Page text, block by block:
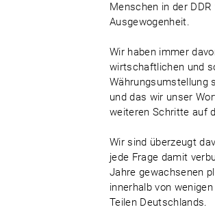
Menschen in der
Ausgewogenheit.
Wir haben immer
wirtschaftlichen und
Währungsumstellung
und das wir unser
weiteren Schritte auf
Wir sind überzeugt
jede Frage damit
Jahre gewachsenen
innerhalb von
Teilen Deutschlands.